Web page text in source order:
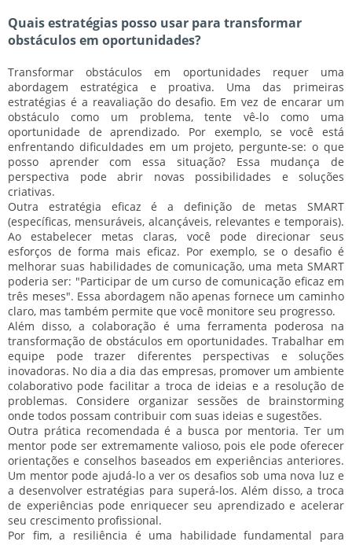
Quais estratégias posso usar para transformar
obstáculos em oportunidades?
Transformar obstáculos em oportunidades requer uma
abordagem estratégica e proativa. Uma das primeiras
estratégias é a reavaliação do desafio. Em vez de encarar um
obstáculo como um problema, tente vê-lo como uma
oportunidade de aprendizado. Por exemplo, se você está
enfrentando dificuldades em um projeto, pergunte-se: o que
posso aprender com essa situação? Essa mudança de
perspectiva pode abrir novas possibilidades e soluções
criativas.
Outra estratégia eficaz é a definição de metas SMART
(específicas, mensuráveis, alcançáveis, relevantes e temporais).
Ao estabelecer metas claras, você pode direcionar seus
esforços de forma mais eficaz. Por exemplo, se o desafio é
melhorar suas habilidades de comunicação, uma meta SMART
poderia ser: "Participar de um curso de comunicação eficaz em
três meses". Essa abordagem não apenas fornece um caminho
claro, mas também permite que você monitore seu progresso.
Além disso, a colaboração é uma ferramenta poderosa na
transformação de obstáculos em oportunidades. Trabalhar em
equipe pode trazer diferentes perspectivas e soluções
inovadoras. No dia a dia das empresas, promover um ambiente
colaborativo pode facilitar a troca de ideias e a resolução de
problemas. Considere organizar sessões de brainstorming
onde todos possam contribuir com suas ideias e sugestões.
Outra prática recomendada é a busca por mentoria. Ter um
mentor pode ser extremamente valioso, pois ele pode oferecer
orientações e conselhos baseados em experiências anteriores.
Um mentor pode ajudá-lo a ver os desafios sob uma nova luz e
a desenvolver estratégias para superá-los. Além disso, a troca
de experiências pode enriquecer seu aprendizado e acelerar
seu crescimento profissional.
Por fim, a resiliência é uma habilidade fundamental para